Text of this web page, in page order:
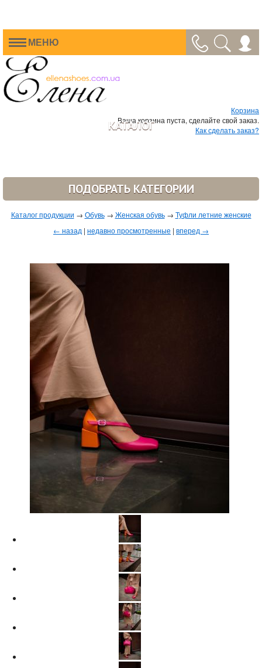
МЕНЮ
Корзина
Ваша корзина пуста, сделайте свой заказ.
Как сделать заказ?
КАТАЛОГ
ПОДОБРАТЬ КАТЕГОРИИ
Каталог продукции → Обувь→ Женская обувь→ Туфли летние женские
← назад | недавно просмотренные | вперед →